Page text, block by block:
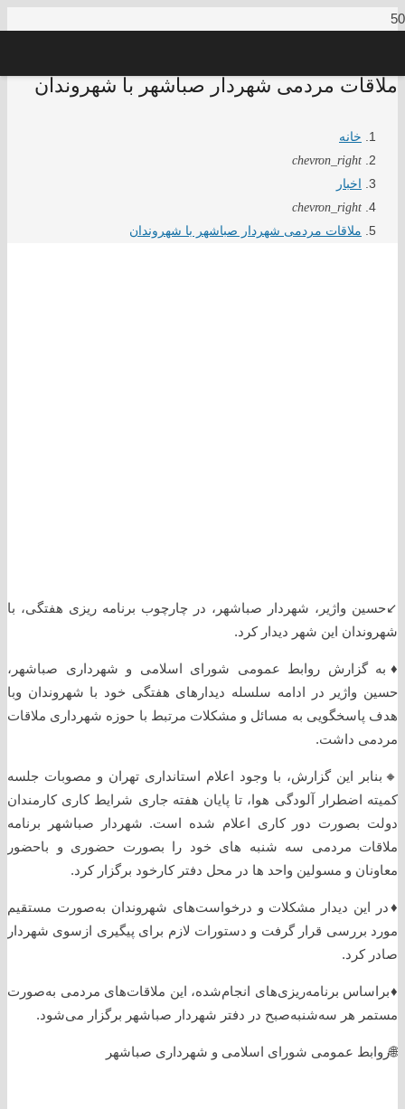
ملاقات مردمی شهردار صباشهر با شهروندان
خانه
chevron_right
اخبار
chevron_right
ملاقات مردمی شهردار صباشهر با شهروندان
↙️حسین واژیر، شهردار صباشهر، در چارچوب برنامه‌ ریزی هفتگی، با
شهروندان این شهر دیدار کرد.
♦️به گزارش روابط عمومی شورای اسلامی و شهرداری صباشهر،
حسین واژیر در ادامه سلسله دیدارهای هفتگی خود با شهروندان وبا
هدف پاسخگویی به مسائل و مشکلات مرتبط با حوزه شهرداری ملاقات
مردمی داشت.
🔸️بنابر این گزارش، با وجود اعلام استانداری تهران و مصوبات جلسه
کمیته اضطرار آلودگی هوا، تا پایان هفته جاری شرایط کاری کارمندان
دولت بصورت دور کاری اعلام شده است. شهردار صباشهر برنامه
ملاقات مردمی سه شنبه های خود را بصورت حضوری و باحضور
معاونان و مسولین واحد ها در محل دفتر کارخود برگزار کرد.
♦️در این دیدار مشکلات و درخواست‌های شهروندان به‌صورت مستقیم
مورد بررسی قرار گرفت و دستورات لازم برای پیگیری ازسوی شهردار
صادر کرد.
♦️براساس برنامه‌ریزی‌های انجام‌شده، این ملاقات‌های مردمی به‌صورت
مستمر هر سه‌شنبه‌صبح در دفتر شهردار صباشهر برگزار می‌شود.
🌐روابط عمومی شورای اسلامی و شهرداری صباشهر